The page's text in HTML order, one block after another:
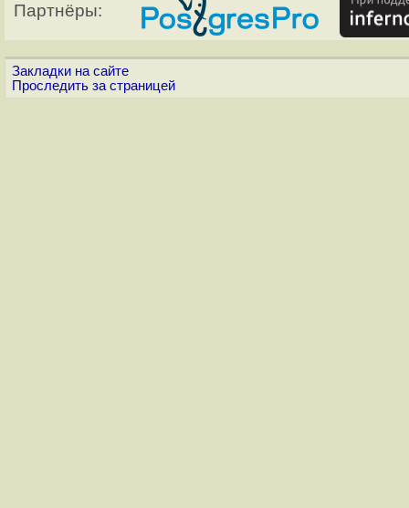
Партнёры:
Закладки на сайте
Проследить за страницей